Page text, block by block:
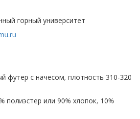
горный университет
футер с начесом, плотность 310-320
полиэстер или 90% хлопок, 10%